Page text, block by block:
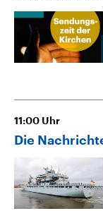
11:00 Uhr
Die